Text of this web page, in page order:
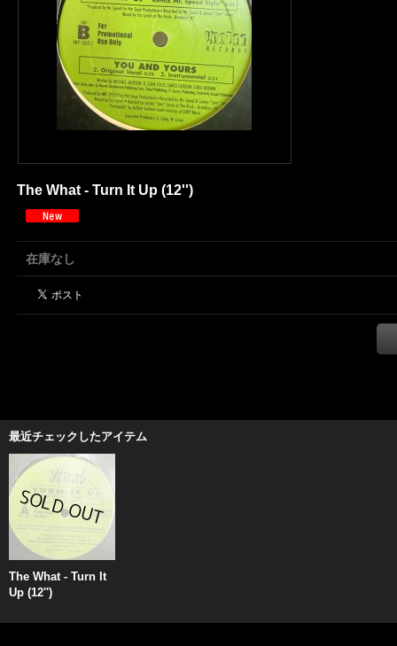
The What - Turn It Up (12'')
在庫なし
最近チェックしたアイテム
The What - Turn It
Up (12'')